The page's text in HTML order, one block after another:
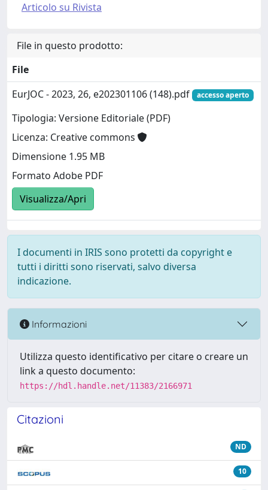
Articolo su Rivista
File in questo prodotto:
File
EurJOC - 2023, 26, e202301106 (148).pdf
accesso aperto
Tipologia: Versione Editoriale (PDF)
Licenza: Creative commons
Dimensione 1.95 MB
Formato Adobe PDF
Visualizza/Apri
I documenti in IRIS sono protetti da copyright e
tutti i diritti sono riservati, salvo diversa
indicazione.
Informazioni
Utilizza questo identificativo per citare o creare un
link a questo documento:
https://hdl.handle.net/11383/2166971
Citazioni
ND
10